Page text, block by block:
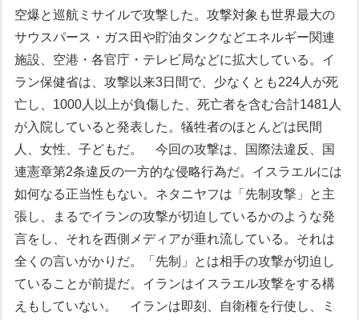
空爆と巡航ミサイルで攻撃した。攻撃対象も世界最大の
サウスパース・ガス田や貯油タンクなどエネルギー関連
施設、空港・各官庁・テレビ局などに拡大している。イ
ラン保健省は、攻撃以来3日間で、少なくとも224人が死
亡し、1000人以上が負傷した、死亡者を含む合計1481人
が入院していると発表した。犠牲者のほとんどは民間
人、女性、子どもだ。
今回の攻撃は、国際法違反、国
連憲章第2条違反の一方的な侵略行為だ。イスラエルには
如何なる正当性もない。ネタニヤフは「先制攻撃」と主
張し、まるでイランの攻撃が切迫しているかのような発
言をし、それを西側メディアが垂れ流している。それは
全くの言いがかりだ。「先制」とは相手の攻撃が切迫し
ていることが前提だ。イランはイスラエル攻撃をする構
えもしていない。
イランは即刻、自衛権を行使し、ミ